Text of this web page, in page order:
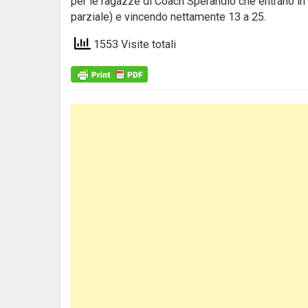
parziale) e vincendo nettamente 13 a 25.
1553 Visite totali